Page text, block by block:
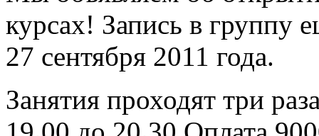
курсах! Запись в группу
27 сентября 2011 года.
Занятия проходят три